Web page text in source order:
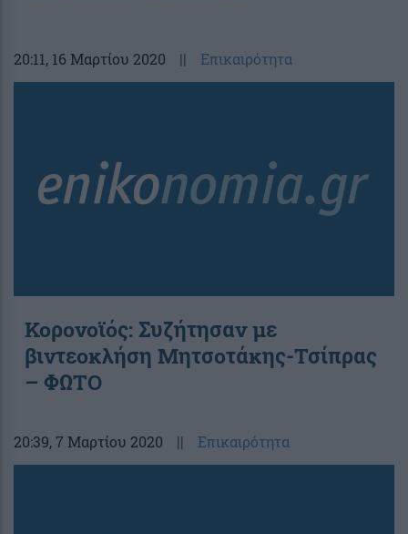
20:11, 16 Μαρτίου 2020 || Επικαιρότητα
Κορονοϊός: Συζήτησαν με
βιντεοκλήση Μητσοτάκης-Τσίπρας
– ΦΩΤΟ
20:39, 7 Μαρτίου 2020 || Επικαιρότητα